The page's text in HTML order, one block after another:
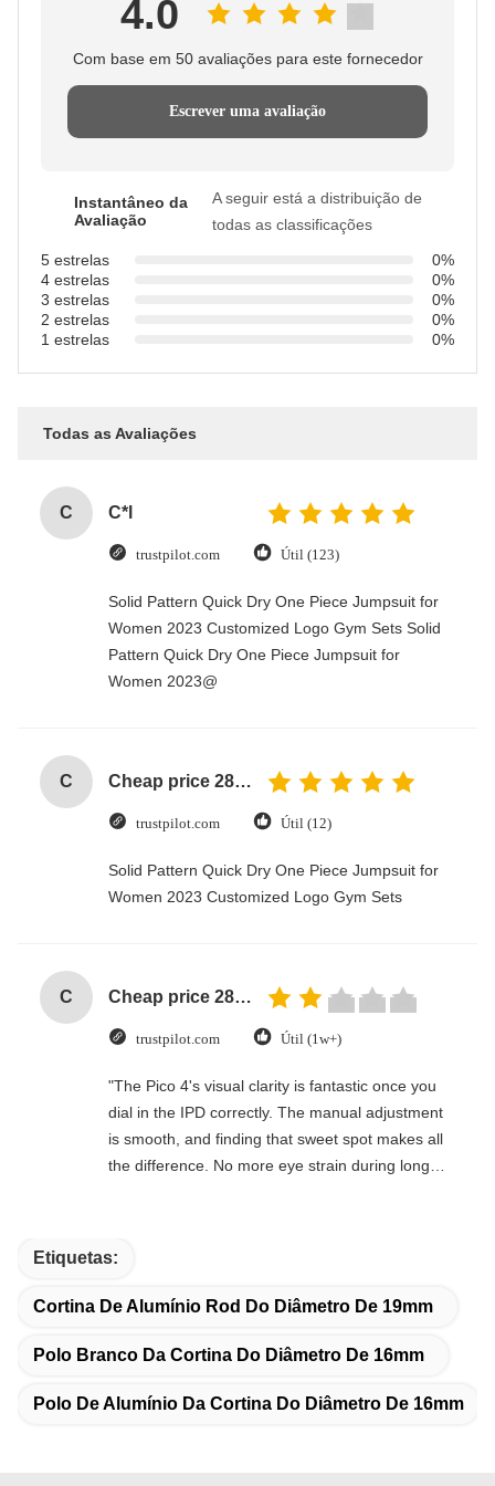
4.0
Com base em 50 avaliações para este fornecedor
Escrever uma avaliação
Instantâneo da
Avaliação
A seguir está a distribuição de
todas as classificações
5 estrelas
0%
4 estrelas
0%
3 estrelas
0%
2 estrelas
0%
1 estrelas
0%
Todas as Avaliações
C C*l
trustpilot.com Útil (123)
Solid Pattern Quick Dry One Piece Jumpsuit for
Women 2023 Customized Logo Gym Sets Solid
Pattern Quick Dry One Piece Jumpsuit for
Women 2023@
C Cheap price 28mm Aluminium Curtain Rod 1.2mm thickness with plastic final
trustpilot.com Útil (12)
Solid Pattern Quick Dry One Piece Jumpsuit for
Women 2023 Customized Logo Gym Sets
C Cheap price 28mm Aluminium Curtain Rod 1.2mm thickness with plastic final
trustpilot.com Útil (1w+)
"The Pico 4's visual clarity is fantastic once you
dial in the IPD correctly. The manual adjustment
is smooth, and finding that sweet spot makes all
the difference. No more eye strain during long
sweet spot makes all the difference. No more eye
taking the time to set it up properly!""The Pico 4's
correctly. The manual adjustment is smooth, and
Etiquetas:
Cortina De Alumínio Rod Do Diâmetro De 19mm
Polo Branco Da Cortina Do Diâmetro De 16mm
Polo De Alumínio Da Cortina Do Diâmetro De 16mm